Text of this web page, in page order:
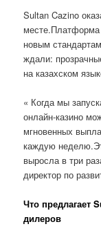
Sultan Cazino
новым
ждали:
на казахском
« Когда мы
онлайн-казино
мгновенных
каждую
выросла в три
директор по
Что предлагает
дилеров